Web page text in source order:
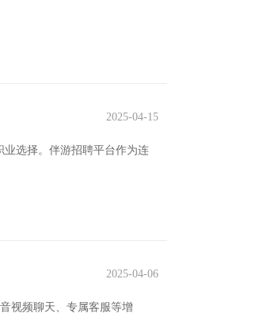
2025-04-15
选择。伴游招聘平台作为连
2025-04-06
视频聊天、专属客服等增